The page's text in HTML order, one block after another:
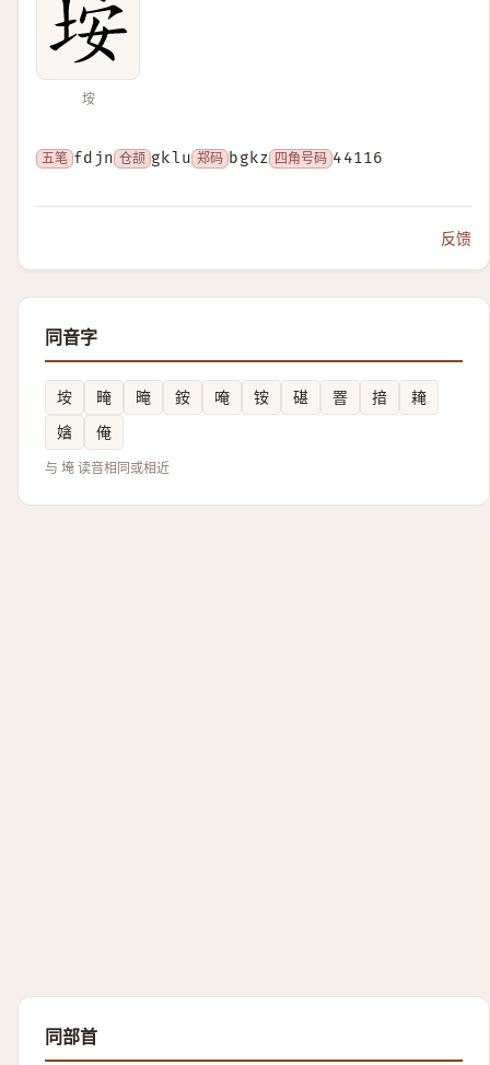
垵
五笔 fdjn 仓颉 gklu 郑码 bgkz 四角号码 44116
反馈
同音字
垵 㽢 晻 銨 唵 铵 碪 罯 揞
䎨
㜝
俺
与 埯 读音相同或相近
同部首